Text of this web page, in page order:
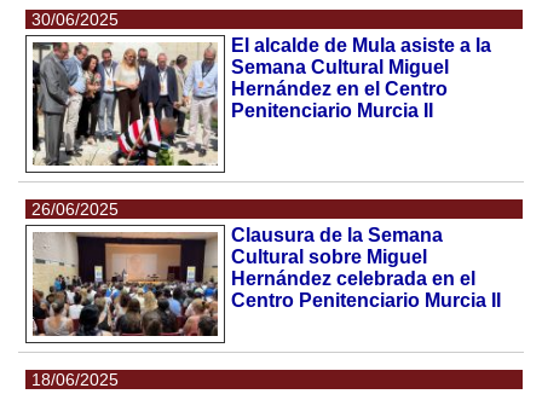
30/06/2025
El alcalde de Mula asiste a la
Semana Cultural Miguel
Hernández en el Centro
Penitenciario Murcia II
26/06/2025
Clausura de la Semana
Cultural sobre Miguel
Hernández celebrada en el
Centro Penitenciario Murcia II
18/06/2025